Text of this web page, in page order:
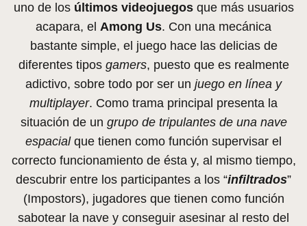
uno de los últimos videojuegosque más usuarios
acapara, el Among Us. Con una mecánica
bastante simple, el juego hace las delicias de
diferentes tipos gamers, puesto que es realmente
adictivo, sobre todo por ser un juego en línea y
multiplayer. Como trama principal presenta la
situación de un grupo de tripulantes de una nave
espacialque tienen como función supervisar el
correcto funcionamiento de ésta y, al mismo tiempo,
descubrir entre los participantes a los “infiltrados”
(Impostors), jugadores que tienen como función
sabotear la nave y conseguir asesinar al resto del